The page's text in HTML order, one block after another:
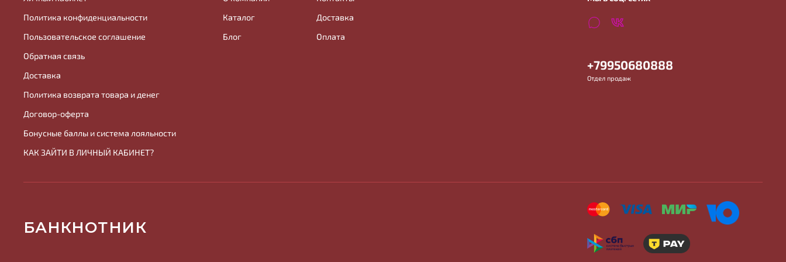
Политика конфиденциальности
Пользовательское соглашение
Обратная связь
Доставка
Политика возврата товара и денег
Договор-оферта
Бонусные баллы и система лояльности
КАК ЗАЙТИ В ЛИЧНЫЙ КАБИНЕТ?
Каталог
Блог
Доставка
Оплата
+79950680888
Отдел продаж
БАНКНОТНИК